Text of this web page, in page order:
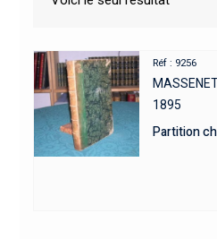
Réf : 9256
1895
Partition